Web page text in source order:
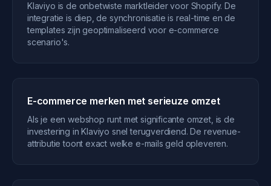
Klaviyo is de onbetwiste marktleider voor Shopify. De
integratie is diep, de synchronisatie is real-time en de
templates zijn geoptimaliseerd voor e-commerce
scenario's.
E-commerce merken met serieuze omzet
Als je een webshop runt met significante omzet, is de
investering in Klaviyo snel terugverdiend. De revenue-
attributie toont exact welke e-mails geld opleveren.